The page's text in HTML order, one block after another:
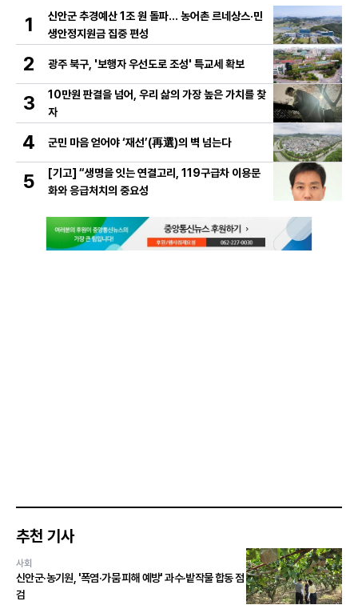
1
신안군 추경예산 1조 원 돌파… 농어촌 르네상스·민
생안정지원금 집중 편성
2 광주 북구, '보행자 우선도로 조성' 특교세 확보
3
10만원 판결을 넘어, 우리 삶의 가장 높은 가치를 찾
자
4 군민 마음 얻어야 ‘재선’(再選)의 벽 넘는다
5
[기고] “생명을 잇는 연결고리, 119구급차 이용문
화와 응급처치의 중요성
추천 기사
사회
신안군·농기원, '폭염·가뭄 피해 예방' 과수·밭작물 합동 점
검